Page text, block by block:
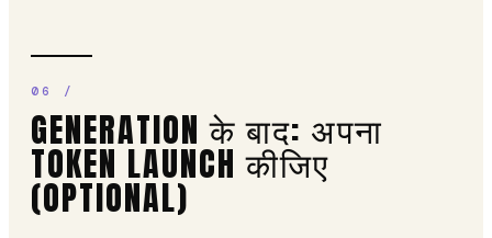
GENERATION के बाद: अपना
TOKEN LAUNCH कीजिए
(OPTIONAL)